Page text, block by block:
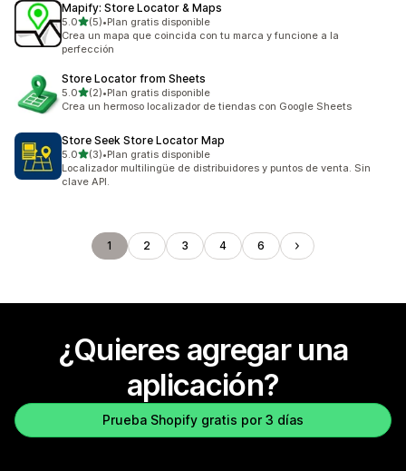
Mapify: Store Locator & Maps
5.0de 5 estrellas
(5)
5 reseñas en total
•Plan gratis disponible
Crea un mapa que coincida con tu marca y funcione a la
perfección
Store Locator from Sheets
5.0de 5 estrellas
(2)
2 reseñas en total
•Plan gratis disponible
Crea un hermoso localizador de tiendas con Google Sheets
Store Seek Store Locator Map
5.0de 5 estrellas
(3)
3 reseñas en total
•Plan gratis disponible
Localizador multilingüe de distribuidores y puntos de venta. Sin
clave API.
1 2 3 4 6
¿Quieres agregar una
aplicación?
Prueba Shopify gratis por 3 días